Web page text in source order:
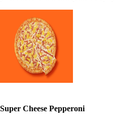
Super Cheese Pepperoni